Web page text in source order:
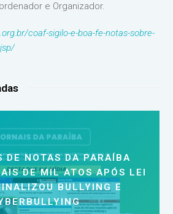
e Organizador.
coaf-sigilo-e-boa-fe-notas-sobre-
DE NOTAS DA PARAÍBA
DE MIL ATOS APÓS LEI
BULLYING E